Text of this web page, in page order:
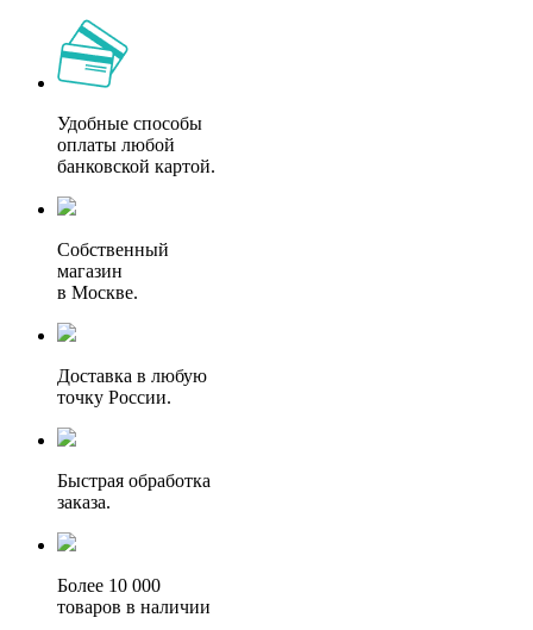
Удобные способы
оплаты любой
банковской картой.
Собственный
магазин
в Москве.
Доставка в любую
точку России.
Быстрая обработка
заказа.
Более 10 000
товаров в наличии